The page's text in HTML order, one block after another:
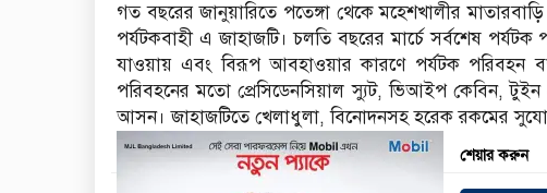
গত বছরের জানুয়ারিতে পতেঙ্গা থেকে মহেশখালীর
পর্যটকবাহী এ জাহাজটি। চলতি বছরের মার্চে সর্বশেষ
যাওয়ায় এবং বিরূপ আবহাওয়ার কারণে পর্যটক পরিবহন
পরিবহনের মতো প্রেসিডেনসিয়াল স্যুট, ভিআইপ কেবিন, টুইন
আসন। জাহাজটিতে খেলাধুলা, বিনোদনসহ হরেক রকমের
শেয়ার করুন